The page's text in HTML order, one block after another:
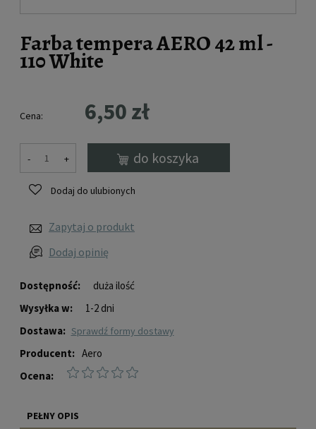
Farba tempera AERO 42 ml -
110 White
Dostępność:
duża ilość
Wysyłka w:
1-2 dni
Dostawa:
sprawdź formy dostawy
Producent: Aero
Ocena:
Cena: 6,50 zł
- + do koszyka
Dodaj do ulubionych
Zapytaj o produkt
Dodaj opinię
PEŁNY OPIS